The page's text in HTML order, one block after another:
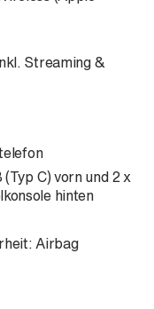
Streaming &
C) vorn und 2 x
hinten
Airbag